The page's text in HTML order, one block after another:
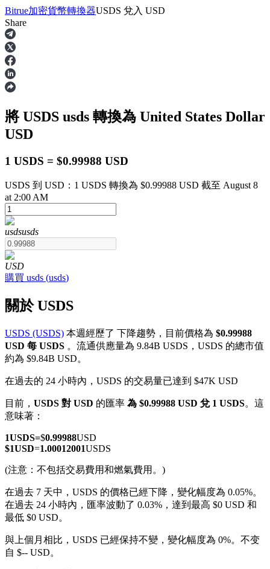
合約
USDT永續
多種以USDT結算的永續合約
幣本位永續
以數字貨幣為保證金的永續合約
TradFi
USDC永續
Bitrue加密貨幣轉換器USDS 兌入 USD
Share
將 USDS usds 轉換為 United States Dollar
USD
1 USDS = $0.99988 USD
USDS 到 USD：1 USDS 轉換為 $0.99988 USD 截至 August 8
at 2:00 AM
usdsusds
USD
購買 usds (usds)
關於 USDS
USDS (USDS) 本週經歷了 下降趨勢，目前價格為 $0.99988
USD 每 USDS 。流通供應量為 9.84B USDS，USDS 的總市值
約為 $9.84B USD。
在過去的 24 小時內，USDS 的交易量已達到 $47K USD
目前， USDS 對 USD 的匯率 為 $0.99988 USD 兌 1 USDS。這
意味著：
1USDS=$0.99988USD
$1USD=1.00012001USDS
(注意：不包括交易費用和燃氣費用。)
在過去 7 天中，USDS 的價格已經下降，變化幅度為 0.05%。
在過去 24 小時內，匯率波動了 0.03%，達到最高 $0 USD 和
最低 $0 USD。
與上個月相比，USDS 已經保持不變，變化幅度為 0%。不变
自 $-- USD。